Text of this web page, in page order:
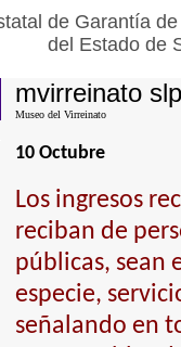
de Garantía
del Estado de
mvirreinato slp
Museo del Virreinato
10 Octubre
Los ingresos
reciban de
públicas, sean
especie,
señalando en